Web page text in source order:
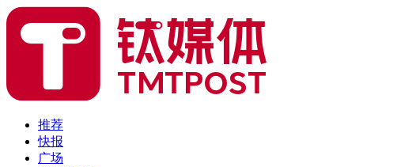
推荐
快报
广场